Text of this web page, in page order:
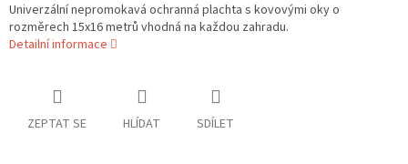
Univerzální nepromokavá ochranná plachta s kovovými oky o
rozměrech 15x16 metrů vhodná na každou zahradu.
Detailní informace
ZEPTAT SE HLÍDAT SDÍLET